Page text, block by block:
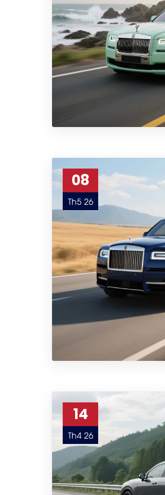
08
Th5 26
14
Th4 26